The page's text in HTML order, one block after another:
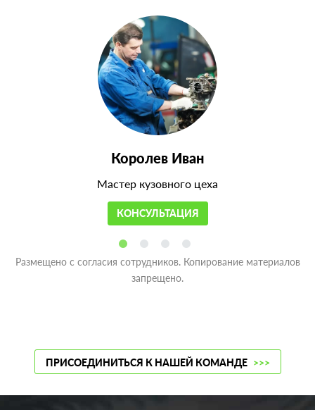
Королев Иван
Мастер кузовного цеха
КОНСУЛЬТАЦИЯ
Размещено с согласия сотрудников. Копирование материалов
запрещено.
ПРИСОЕДИНИТЬСЯ К НАШЕЙ КОМАНДЕ >>>